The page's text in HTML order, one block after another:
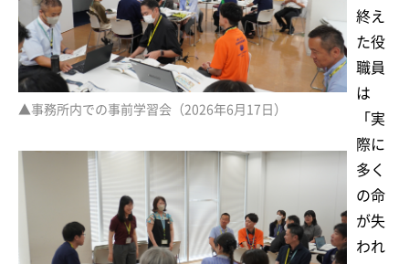
▲事務所内での事前学習会（2026年6月17日）
終え
た役
職員
は
「実
際に
多く
の命
が失
われ